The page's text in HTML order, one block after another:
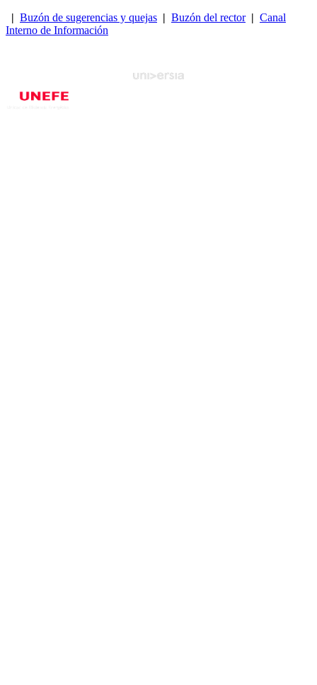
| Buzón de sugerencias y quejas | Buzón del rector| Canal
Interno de Información